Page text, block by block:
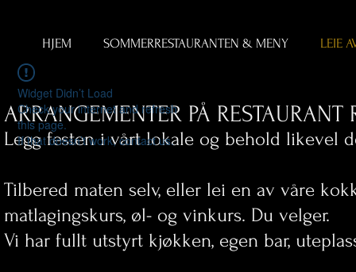
HJEM SOMMERRESTAURANTEN & MENY LEIE
ARRANGEMENTER PÅ RESTAURANT
Legg festen i vårt lokale og behold likevel
Tilbered maten selv, eller lei en av våre
matlagingskurs, øl- og vinkurs. Du velger.
Vi har fullt utstyrt kjøkken, egen bar,
Widget Didn’t Load
Check your internet and refresh
this page.
If that doesn’t work, contact us.